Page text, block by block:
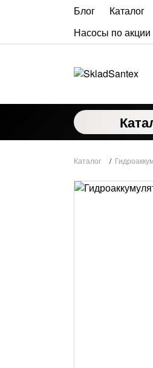
Блог Каталог
Насосы по акции
Каталог /